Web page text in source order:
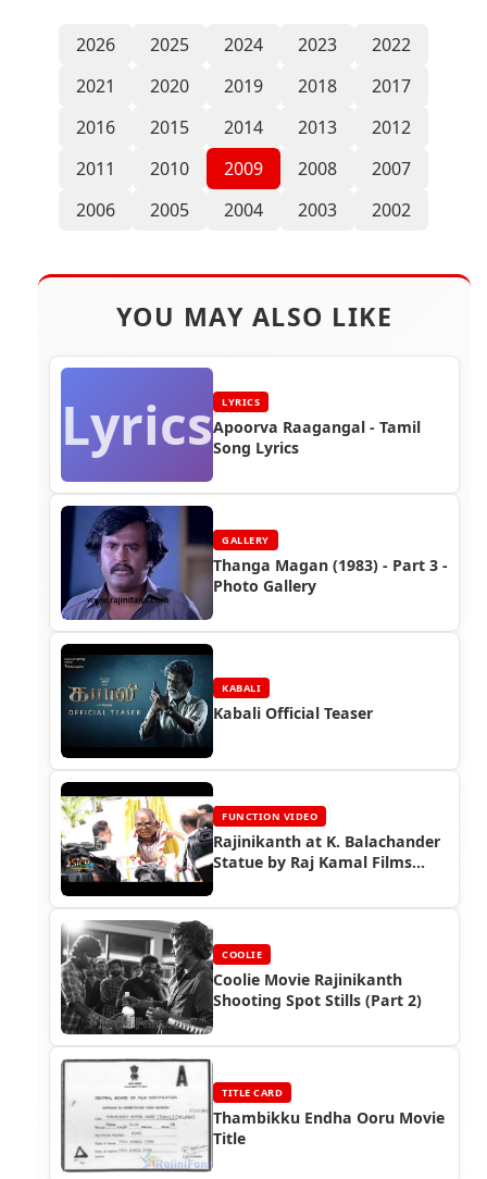
2026 2025 2024 2023
2022
2021
2020 2019 2018
2017
2016
2015 2014 2013
2012
2011
2010 2009 2008
2007
2006
2005 2004 2003 2002
YOU MAY ALSO LIKE
Lyrics LYRICS
Apoorva Raagangal - Tamil
Song Lyrics
GALLERY
Thanga Magan (1983) - Part 3 -
Photo Gallery
KABALI
Kabali Official Teaser
FUNCTION VIDEO
Rajinikanth at K. Balachander
Statue by Raj Kamal Films
COOLIE
Coolie Movie Rajinikanth
Shooting Spot Stills (Part 2)
TITLE CARD
Thambikku Endha Ooru Movie
Title